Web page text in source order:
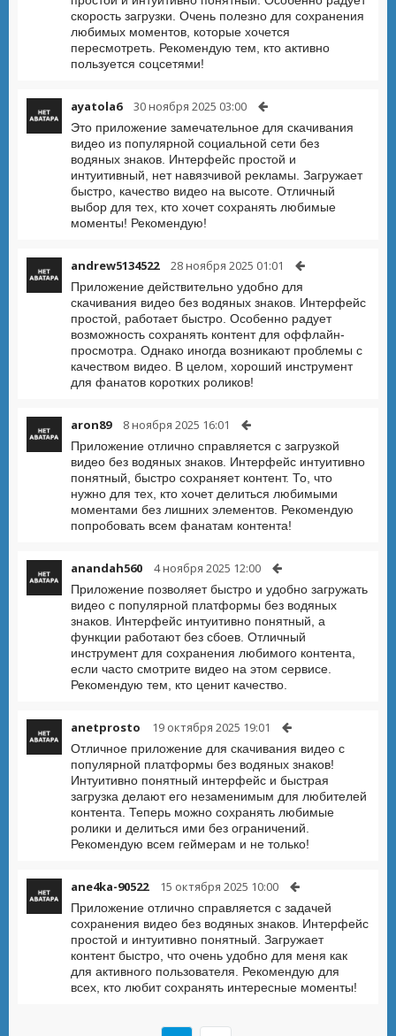
скорость загрузки. Очень полезно для сохранения
любимых моментов, которые хочется
пересмотреть. Рекомендую тем, кто активно
пользуется соцсетями!
ayatola6 30 ноября 2025 03:00
Это приложение замечательное для скачивания
видео из популярной социальной сети без
водяных знаков. Интерфейс простой и
интуитивный, нет навязчивой рекламы. Загружает
быстро, качество видео на высоте. Отличный
выбор для тех, кто хочет сохранять любимые
моменты! Рекомендую!
andrew5134522 28 ноября 2025 01:01
Приложение действительно удобно для
скачивания видео без водяных знаков. Интерфейс
простой, работает быстро. Особенно радует
возможность сохранять контент для оффлайн-
просмотра. Однако иногда возникают проблемы с
качеством видео. В целом, хороший инструмент
для фанатов коротких роликов!
aron89 8 ноября 2025 16:01
Приложение отлично справляется с загрузкой
видео без водяных знаков. Интерфейс интуитивно
понятный, быстро сохраняет контент. То, что
нужно для тех, кто хочет делиться любимыми
моментами без лишних элементов. Рекомендую
попробовать всем фанатам контента!
anandah560 4 ноября 2025 12:00
Приложение позволяет быстро и удобно загружать
видео с популярной платформы без водяных
знаков. Интерфейс интуитивно понятный, а
функции работают без сбоев. Отличный
инструмент для сохранения любимого контента,
если часто смотрите видео на этом сервисе.
Рекомендую тем, кто ценит качество.
anetprosto 19 октября 2025 19:01
Отличное приложение для скачивания видео с
популярной платформы без водяных знаков!
Интуитивно понятный интерфейс и быстрая
загрузка делают его незаменимым для любителей
контента. Теперь можно сохранять любимые
ролики и делиться ими без ограничений.
Рекомендую всем геймерам и не только!
ane4ka-90522 15 октября 2025 10:00
Приложение отлично справляется с задачей
сохранения видео без водяных знаков. Интерфейс
простой и интуитивно понятный. Загружает
контент быстро, что очень удобно для меня как
для активного пользователя. Рекомендую для
всех, кто любит сохранять интересные моменты!